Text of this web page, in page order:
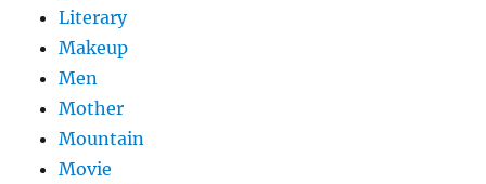
Literary
Makeup
Men
Mother
Mountain
Movie